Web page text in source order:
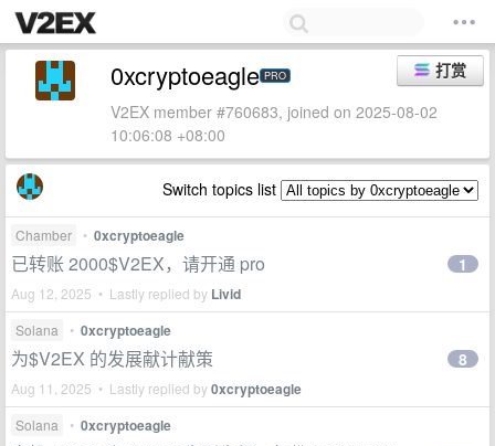
打赏
0xcryptoeagle PRO
V2EX member #760683, joined on 2025-08-02
10:06:08 +08:00
Switch topics list
Chamber • 0xcryptoeagle
已转账 2000$V2EX，请开通 pro
Aug 12, 2025 • Lastly replied by Livid
1
Solana • 0xcryptoeagle
为$V2EX 的发展献计献策
Aug 11, 2025 • Lastly replied by0xcryptoeagle
8
Solana • 0xcryptoeagle